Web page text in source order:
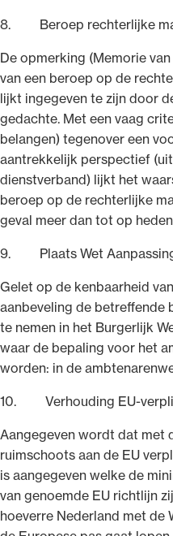
8. Beroep rechterlijke
De opmerking (Memorie
van een beroep op de
lijkt ingegeven te zijn door
gedachte. Met een vaag
belangen) tegenover een
aantrekkelijk perspectief
dienstverband) lijkt het
beroep op de rechterlijke
geval meer dan tot op
9. Plaats Wet
Gelet op de kenbaarheid
aanbeveling de betreffende
te nemen in het Burgerlijk
waar de bepaling voor het
worden: in de
10. Verhouding EU-
Aangegeven wordt dat met
ruimschoots aan de EU
is aangegeven welke de
van genoemde EU richtlijn
hoeverre Nederland met de